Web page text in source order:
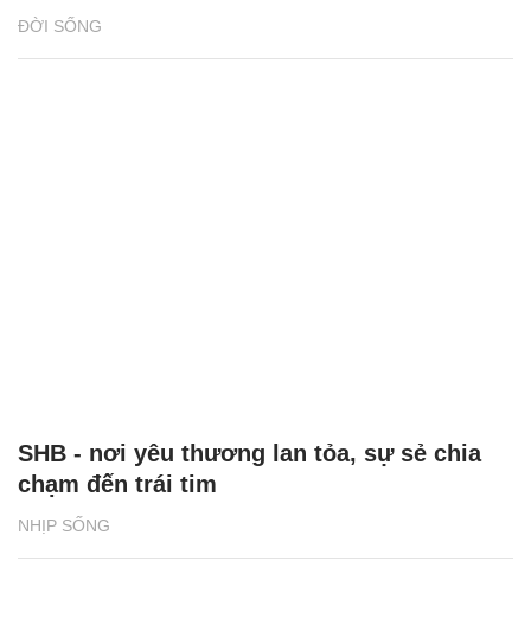
ĐỜI SỐNG
NHỊP SỐNG
SHB - nơi yêu thương lan tỏa, sự sẻ chia
chạm đến trái tim